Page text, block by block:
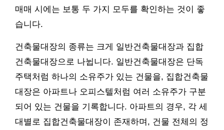
매매 시에는 보통 두 가지 모두를 확인하는 것이 좋
습니다.
건축물대장의 종류는 크게 일반건축물대장과 집합
건축물대장으로 나뉩니다. 일반건축물대장은 단독
주택처럼 하나의 소유주가 있는 건물을, 집합건축물
대장은 아파트나 오피스텔처럼 여러 소유주가 구분
되어 있는 건물을 기록합니다. 아파트의 경우, 각 세
대별로 집합건축물대장이 존재하며, 건물 전체의 정